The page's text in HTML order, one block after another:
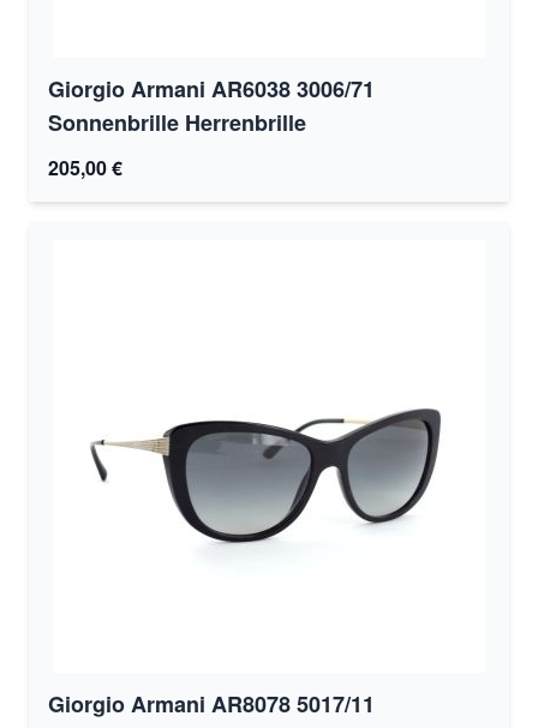
Giorgio Armani AR6038 3006/71
Sonnenbrille Herrenbrille
205,00 €
Giorgio Armani AR8078 5017/11